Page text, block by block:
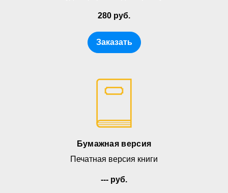
280 руб.
Заказать
Бумажная версия
Печатная версия книги
--- руб.